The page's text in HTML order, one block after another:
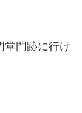
堂門跡に行け